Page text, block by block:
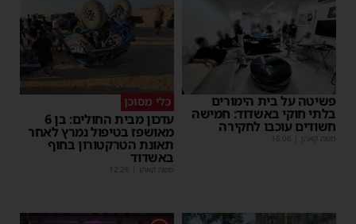
פשיטה על בית הימורים
בלתי חוקי באשדוד: חמישה
חשודים עוכבו לחקירה
משה קאהן 16:06
כלי מסוכן
עדכון מבית החולים: בן 6
מאושפז בטיפול נמרץ לאחר
תאונת הטרקטורון בחוף
באשדוד
משה קאהן